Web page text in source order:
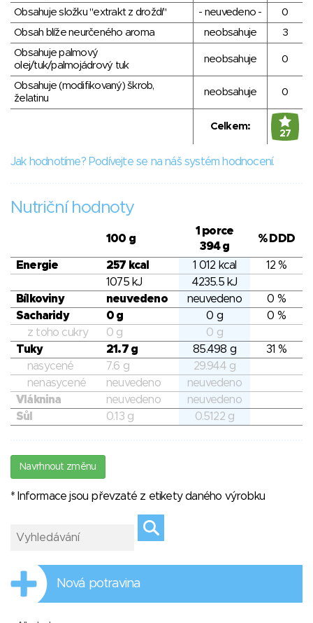
Obsahuje složku "extrakt z droždí"
- neuvedeno -
0
Obsah blíže neurčeného aroma
neobsahuje
3
Obsahuje palmový
olej/tuk/palmojádrový tuk
neobsahuje 0
Obsahuje (modifikovaný) škrob,
želatinu
neobsahuje 0
Celkem:
27
Jak hodnotíme? Podívejte se na náš systém hodnocení.
Nutriční hodnoty
100 g
1 porce
394 g
% DDD
Energie 257 kcal 1 012 kcal
12 %
1075 kJ
4235.5 kJ
Bílkoviny
neuvedeno neuvedeno
0 %
Sacharidy
0 g 0 g
0 %
z toho cukry
0 g
0 g
Tuky
21.7 g 85.498 g
31 %
nasycené
7.6 g
29.944 g
nenasycené
neuvedeno
neuvedeno
Vláknina
neuvedeno
neuvedeno
Sůl
0.13 g 0.5122 g
Navrhnout změnu
* Informace jsou převzaté z etikety daného výrobku
Nová potravina